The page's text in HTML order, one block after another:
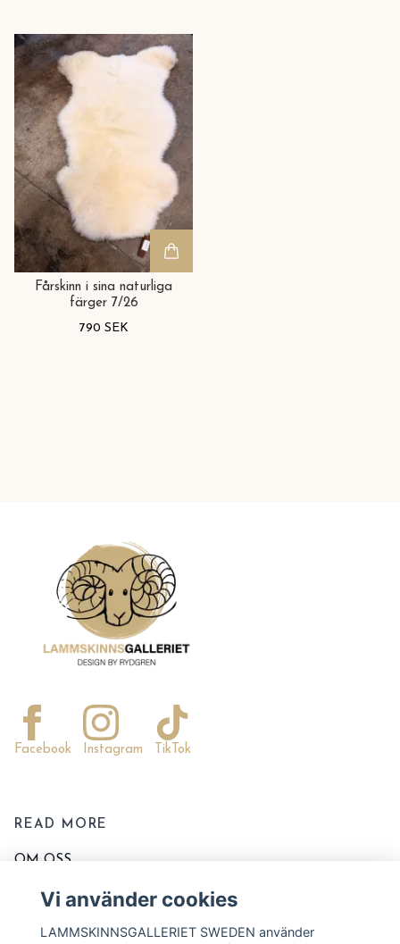
Fårskinn i sina naturliga
färger 7/26
790 SEK
Facebook Instagram TikTok
READ MORE
OM OSS
KONTAKTA OSS
Vi använder cookies
LAMMSKINNSGALLERIET SWEDEN använder